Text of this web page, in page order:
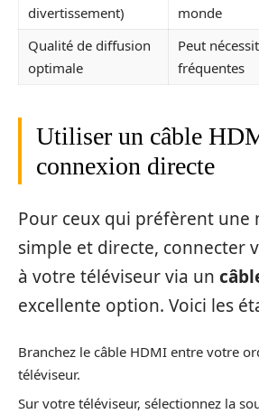
divertissement)
monde
Qualité de diffusion
optimale
Peut
fréquentes
Utiliser un câble
connexion directe
Pour ceux qui préfèrent une
simple et directe, connecter
à votre téléviseur via un
excellente option. Voici les
Branchez le câble HDMI entre votre
téléviseur.
Sur votre téléviseur, sélectionnez la